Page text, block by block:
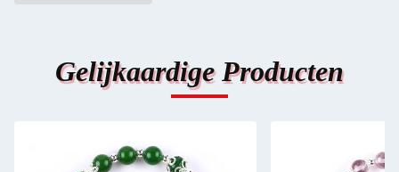
Gelijkaardige Producten